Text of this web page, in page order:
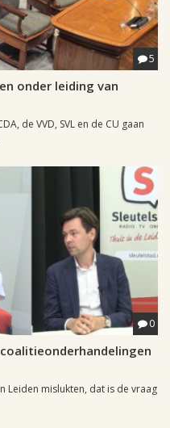
5
onder leiding van
de VVD, SVL en de CU gaan
0
Leiden mislukten, dat is de vraag